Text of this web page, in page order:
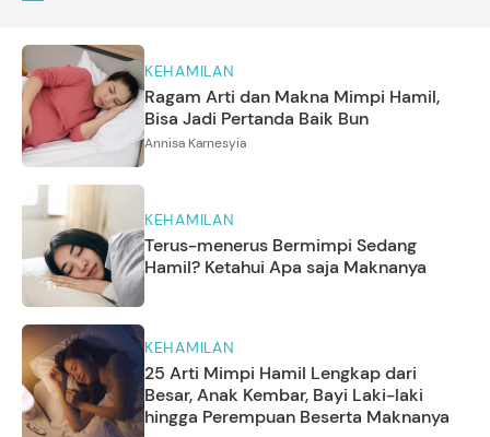
KEHAMILAN
Ragam Arti dan Makna Mimpi Hamil,
Bisa Jadi Pertanda Baik Bun
Annisa Karnesyia
KEHAMILAN
Terus-menerus Bermimpi Sedang
Hamil? Ketahui Apa saja Maknanya
KEHAMILAN
25 Arti Mimpi Hamil Lengkap dari
Besar, Anak Kembar, Bayi Laki-laki
hingga Perempuan Beserta Maknanya